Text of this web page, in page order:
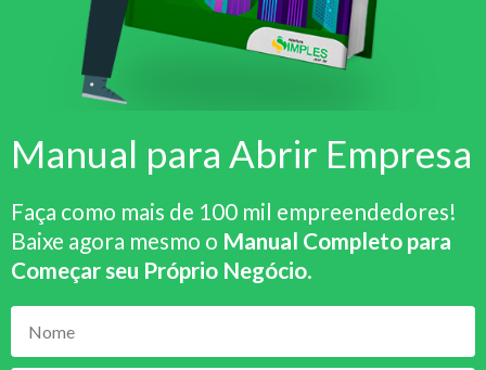
Manual para Abrir Empresa
Faça como mais de 100 mil empreendedores!
Baixe agora mesmo o Manual Completo para
Começar seu Próprio Negócio.